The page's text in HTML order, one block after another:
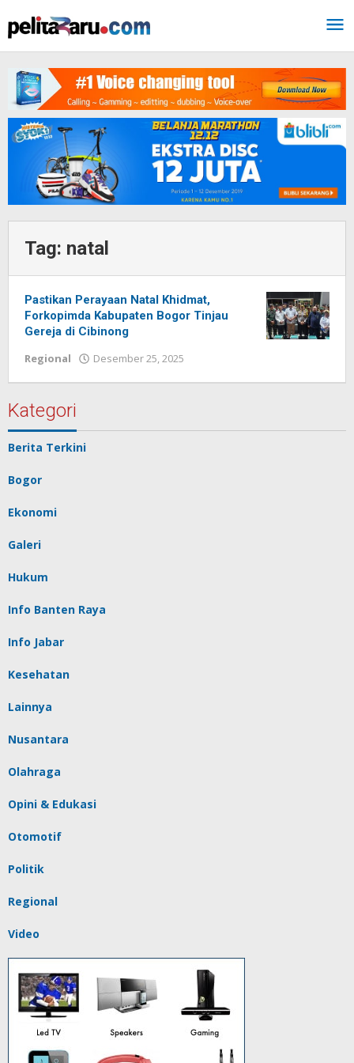
ke
konten
Tag: natal
​Pastikan Perayaan Natal Khidmat,
Forkopimda Kabupaten Bogor Tinjau
Gereja di Cibinong
Regional
Desember 25, 2025
Kategori
Berita Terkini
Bogor
Ekonomi
Galeri
Hukum
Info Banten Raya
Info Jabar
Kesehatan
Lainnya
Nusantara
Olahraga
Opini & Edukasi
Otomotif
Politik
Regional
Video